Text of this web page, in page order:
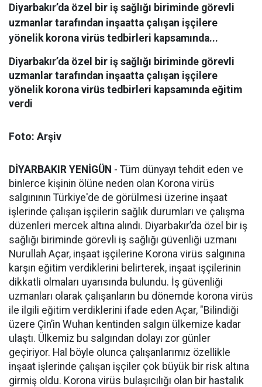
Diyarbakır’da özel bir iş sağlığı biriminde görevli
uzmanlar tarafından inşaatta çalışan işçilere
yönelik korona virüs tedbirleri kapsamında...
Diyarbakır’da özel bir iş sağlığı biriminde görevli
uzmanlar tarafından inşaatta çalışan işçilere
yönelik korona virüs tedbirleri kapsamında eğitim
verdi
Foto: Arşiv
DİYARBAKIR YENİGÜN - Tüm dünyayı tehdit eden ve
binlerce kişinin ölüne neden olan Korona virüs
salgınının Türkiye'de de görülmesi üzerine inşaat
işlerinde çalışan işçilerin sağlık durumları ve çalışma
düzenleri mercek altına alındı. Diyarbakır’da özel bir iş
sağlığı biriminde görevli iş sağlığı güvenliği uzmanı
Nurullah Açar, inşaat işçilerine Korona virüs salgınına
karşın eğitim verdiklerini belirterek, inşaat işçilerinin
dikkatli olmaları uyarısında bulundu. İş güvenliği
uzmanları olarak çalışanların bu dönemde korona virüs
ile ilgili eğitim verdiklerini ifade eden Açar, "Bilindiği
üzere Çin’in Wuhan kentinden salgın ülkemize kadar
ulaştı. Ülkemiz bu salgından dolayı zor günler
geçiriyor. Hal böyle olunca çalışanlarımız özellikle
inşaat işlerinde çalışan işçiler çok büyük bir risk altına
girmiş oldu. Korona virüs bulaşıcılığı olan bir hastalık